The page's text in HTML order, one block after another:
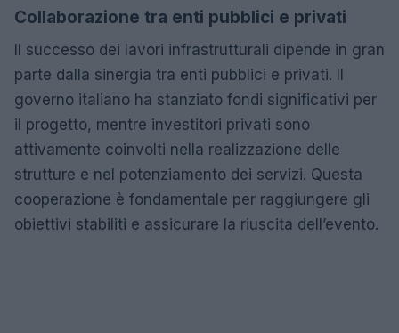
Collaborazione tra enti pubblici e privati
Il successo dei lavori infrastrutturali dipende in gran
parte dalla sinergia tra enti pubblici e privati. Il
governo italiano ha stanziato fondi significativi per
il progetto, mentre investitori privati sono
attivamente coinvolti nella realizzazione delle
strutture e nel potenziamento dei servizi. Questa
cooperazione è fondamentale per raggiungere gli
obiettivi stabiliti e assicurare la riuscita dell’evento.